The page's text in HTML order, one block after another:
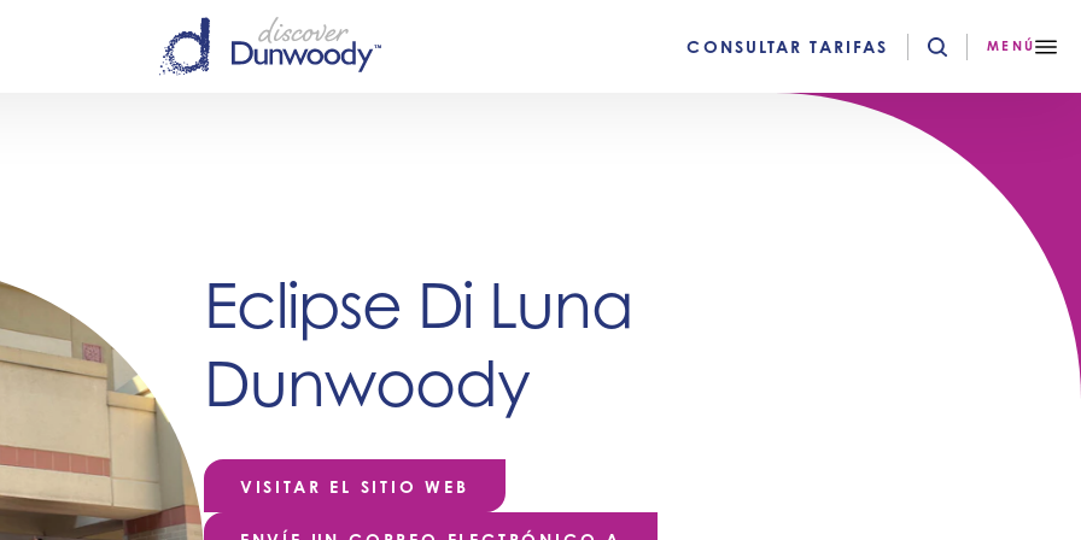
CONSULTAR TARIFAS MENÚ
Eclipse Di Luna
Dunwoody
VISITAR EL SITIO WEB